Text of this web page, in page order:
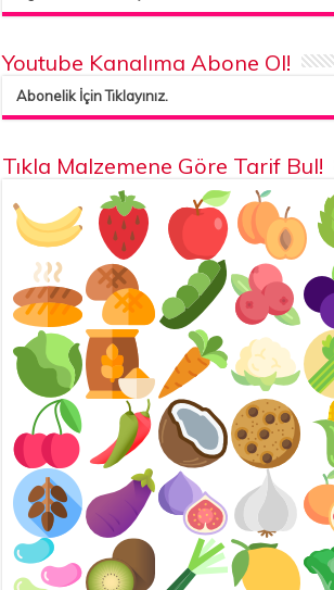
Youtube Kanalıma Abone Ol!
Abonelik İçin Tıklayınız.
Tıkla Malzemene Göre Tarif Bul!